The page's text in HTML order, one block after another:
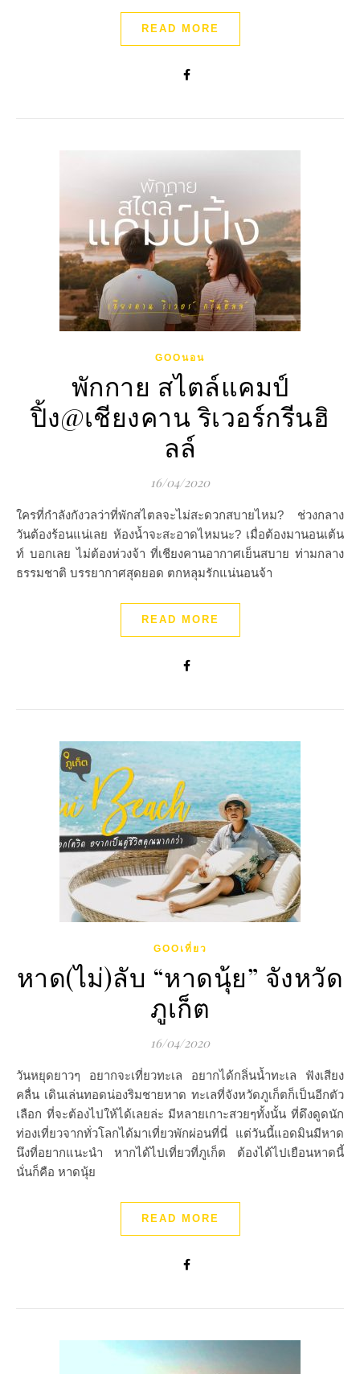
READ MORE
GOOนอน
พักกาย สไตล์แคมป์
ปิ้ง@เชียงคาน ริเวอร์กรีนฮิ
ลล์
16/04/2020
ใครที่กำลังกังวลว่าที่พักสไตลจะไม่สะดวกสบายไหม? ช่วงกลาง
วันต้องร้อนแน่เลย ห้องน้ำจะสะอาดไหมนะ? เมื่อต้องมานอนเต้น
ท์ บอกเลย ไม่ต้องห่วงจ้า ที่เชียงคานอากาศเย็นสบาย ท่ามกลาง
ธรรมชาติ บรรยากาศสุดยอด ตกหลุมรักแน่นอนจ้า
READ MORE
GOOเที่ยว
หาด(ไม่)ลับ “หาดนุ้ย” จังหวัด
ภูเก็ต
16/04/2020
วันหยุดยาวๆ อยากจะเที่ยวทะเล อยากได้กลิ่นน้ำทะเล ฟังเสียง
คลื่น เดินเล่นทอดน่องริมชายหาด ทะเลที่จังหวัดภูเก็ตก็เป็นอีกตัว
เลือก ที่จะต้องไปให้ได้เลยล่ะ มีหลายเกาะสวยๆทั้งนั้น ที่ดึงดูดนัก
ท่องเที่ยวจากทั่วโลกได้มาเที่ยวพักผ่อนที่นี่ แต่วันนี้แอดมินมีหาด
นึงที่อยากแนะนำ หากได้ไปเที่ยวที่ภูเก็ต ต้องได้ไปเยือนหาดนี้
นั่นก็คือ หาดนุ้ย
READ MORE